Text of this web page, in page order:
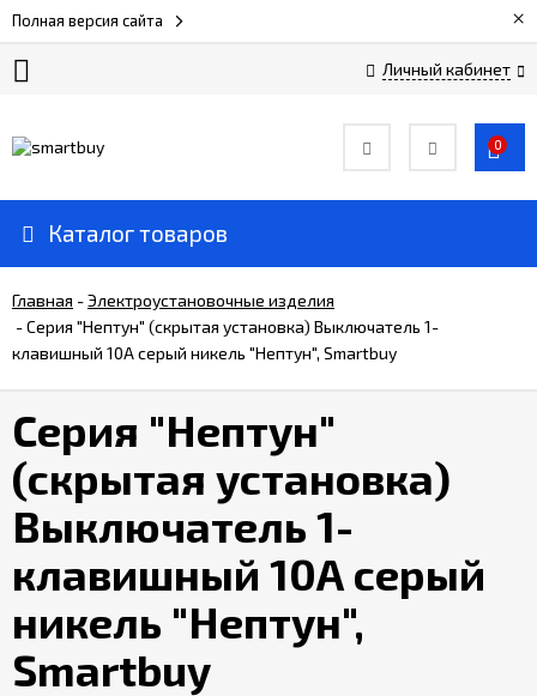
Полная версия сайта ×
Личный кабинет
Прайс-
Доставка
и
оплата
Контакты
Отзывы
0
Каталог товаров
Главная -Электроустановочные изделия
-Серия "Нептун" (скрытая установка) Выключатель 1-
клавишный 10А серый никель "Нептун", Smartbuy
Серия "Нептун"
(скрытая установка)
Выключатель 1-
клавишный 10А серый
никель "Нептун",
Smartbuy